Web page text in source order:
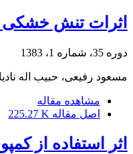
اثرات تنش
دوره 35، شماره 1، 1383
مسعود رفیعی، حبیب اله
مشاهده مقاله
اصل مقاله 225.27 K
اثر استفاده از